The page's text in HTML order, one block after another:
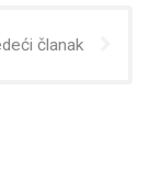
članak